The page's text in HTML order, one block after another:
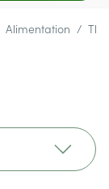
Alimentation /